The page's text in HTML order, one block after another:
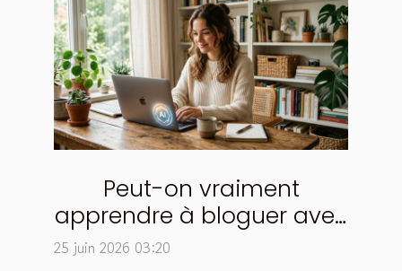
Peut-on vraiment
apprendre à bloguer avec
un assistant ia ?
25 juin 2026 03:20